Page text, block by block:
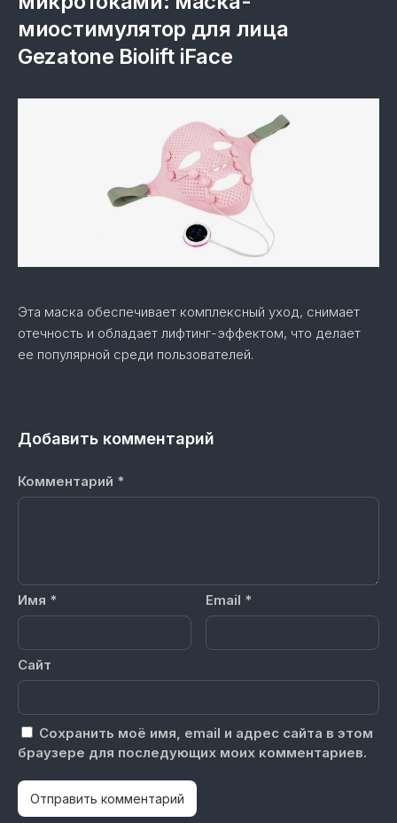
миостимулятор для лица
Gezatone Biolift iFace
Эта маска обеспечивает комплексный уход, снимает
отечность и обладает лифтинг-эффектом, что делает
ее популярной среди пользователей.
Добавить комментарий
Комментарий *
Имя * Email *
Сайт
Сохранить моё имя, email и адрес сайта в этом
браузере для последующих моих комментариев.